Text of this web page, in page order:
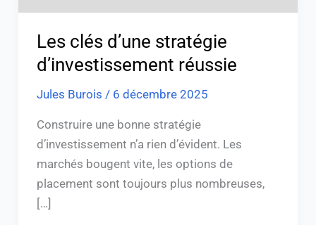
Les clés d’une stratégie
d’investissement réussie
Jules Burois / 6 décembre 2025
Construire une bonne stratégie
d’investissement n’a rien d’évident. Les
marchés bougent vite, les options de
placement sont toujours plus nombreuses,
[…]